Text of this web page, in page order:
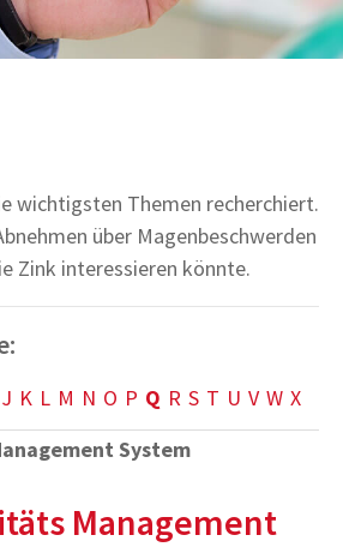
wichtigsten Themen recherchiert.
über Magenbeschwerden
Zink interessieren könnte.
J K L M N O P Q R S T U V W X
System
Management